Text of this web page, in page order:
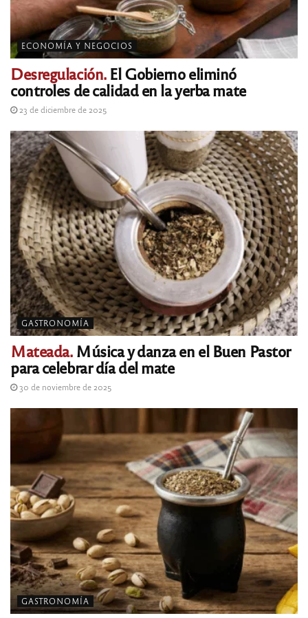
ECONOMÍA Y NEGOCIOS
Desregulación.El Gobierno eliminó
controles de calidad en la yerba mate
23 de diciembre de 2025
GASTRONOMÍA
Mateada.Música y danza en el Buen Pastor
para celebrar día del mate
30 de noviembre de 2025
GASTRONOMÍA